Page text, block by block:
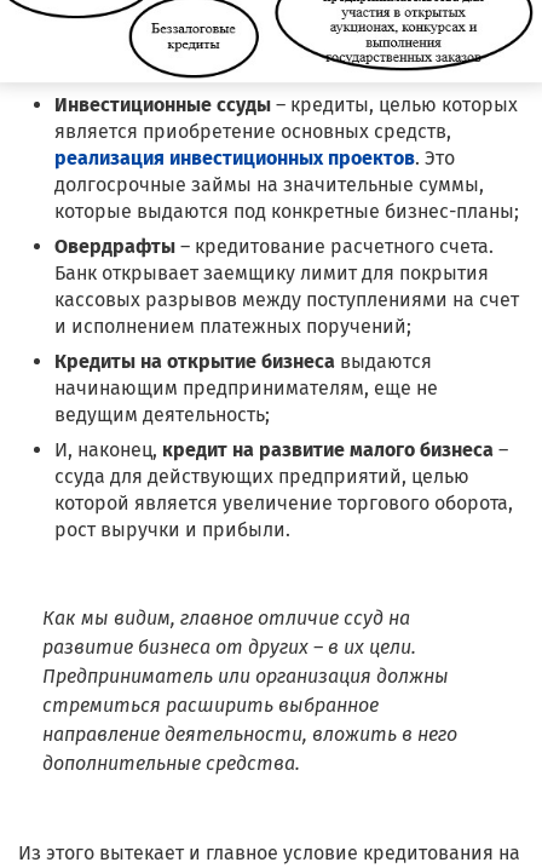
Инвестиционные ссуды – кредиты, целью которых
является приобретение основных средств,
реализация инвестиционных проектов. Это
долгосрочные займы на значительные суммы,
которые выдаются под конкретные бизнес-планы;
Овердрафты – кредитование расчетного счета.
Банк открывает заемщику лимит для покрытия
кассовых разрывов между поступлениями на счет
и исполнением платежных поручений;
Кредиты на открытие бизнеса выдаются
начинающим предпринимателям, еще не
ведущим деятельность;
И, наконец, кредит на развитие малого бизнеса –
ссуда для действующих предприятий, целью
которой является увеличение торгового оборота,
рост выручки и прибыли.
Как мы видим, главное отличие ссуд на
развитие бизнеса от других – в их цели.
Предприниматель или организация должны
стремиться расширить выбранное
направление деятельности, вложить в него
дополнительные средства.
Из этого вытекает и главное условие кредитования на